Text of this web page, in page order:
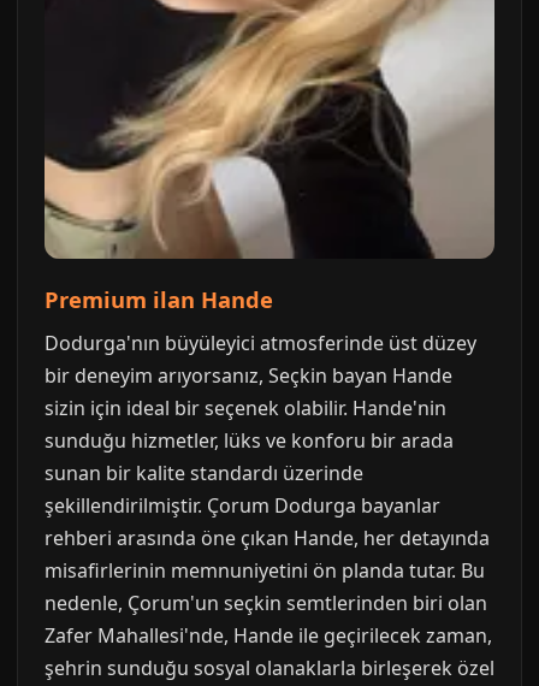
Premium ilan Hande
Dodurga'nın büyüleyici atmosferinde üst düzey
bir deneyim arıyorsanız, Seçkin bayan Hande
sizin için ideal bir seçenek olabilir. Hande'nin
sunduğu hizmetler, lüks ve konforu bir arada
sunan bir kalite standardı üzerinde
şekillendirilmiştir. Çorum Dodurga bayanlar
rehberi arasında öne çıkan Hande, her detayında
misafirlerinin memnuniyetini ön planda tutar. Bu
nedenle, Çorum'un seçkin semtlerinden biri olan
Zafer Mahallesi'nde, Hande ile geçirilecek zaman,
şehrin sunduğu sosyal olanaklarla birleşerek özel